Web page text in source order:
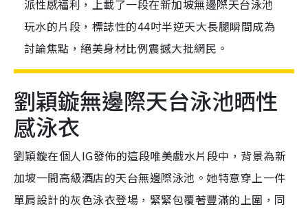
派性感福利，上載了一段在新加坡無邊際天台泳池
玩水的片段，標誌性的44吋半逆天大長腿瞬間成為
討論焦點，絕美身材比例震撼大批網民。
劉穎鏇無邊際天台泳池晒性
感泳衣
劉穎鏇在個人IG發佈的這段唯美戲水片段中，背景為新
加坡一間高級酒店的天台無邊際泳池。她特意穿上一件
單肩設計的灰色泳衣登場，緊緊包覆著豐滿的上圍，同